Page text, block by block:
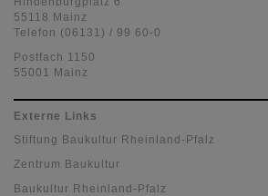
55118 Mainz
Telefon (06131) / 99 60-0
Postfach 1150
55001 Mainz
Externe Links
Stiftung Baukultur Rheinland-Pfalz
Zentrum Baukultur
Baukultur Rheinland-Pfalz